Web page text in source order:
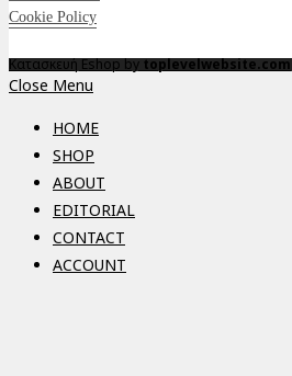
Cookie Policy
Κατασκευή Eshop bytoplevelwebsite.com
Close Menu
HOME
SHOP
ABOUT
EDITORIAL
CONTACT
ACCOUNT